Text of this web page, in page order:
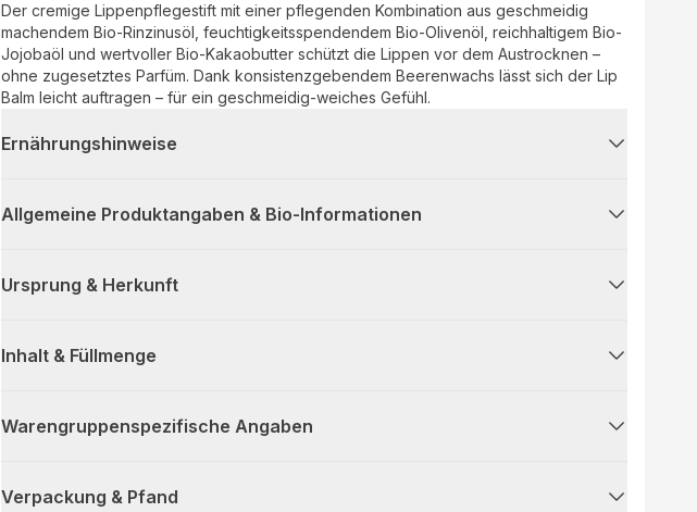
Der cremige Lippenpflegestift mit einer pflegenden Kombination aus geschmeidig
machendem Bio-Rinzinusöl, feuchtigkeitsspendendem Bio-Olivenöl, reichhaltigem Bio-
Jojobaöl und wertvoller Bio-Kakaobutter schützt die Lippen vor dem Austrocknen –
ohne zugesetztes Parfüm. Dank konsistenzgebendem Beerenwachs lässt sich der Lip
Balm leicht auftragen – für ein geschmeidig-weiches Gefühl.
Ernährungshinweise
Allgemeine Produktangaben & Bio-Informationen
Ursprung & Herkunft
Inhalt & Füllmenge
Warengruppenspezifische Angaben
Verpackung & Pfand